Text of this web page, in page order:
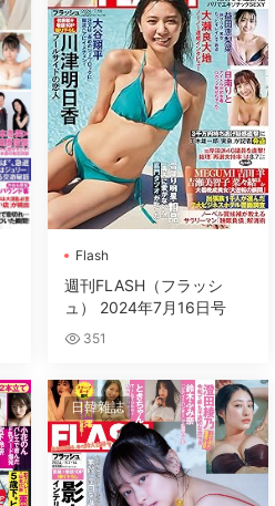
Flash
週刊FLASH（フラッシ
ュ） 2024年7月16日号
351
日韓雜誌